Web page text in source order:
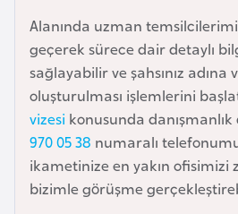
Alanında uzman
geçerek sürece dair detaylı
sağlayabilir ve şahsınız adına
oluşturulması işlemlerini
vizesi konusunda
970 05 38 numaralı
ikametinize en yakın ofisimizi
bizimle görüşme
e
l
ç
i
k
a
B